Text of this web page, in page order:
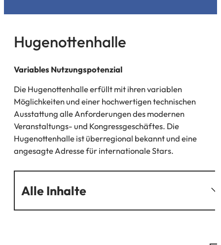
Hugenottenhalle
Variables Nutzungspotenzial
Die Hugenottenhalle erfüllt mit ihren variablen
Möglichkeiten und einer hochwertigen technischen
Ausstattung alle Anforderungen des modernen
Veranstaltungs- und Kongressgeschäftes. Die
Hugenottenhalle ist überregional bekannt und eine
angesagte Adresse für internationale Stars.
Alle Inhalte